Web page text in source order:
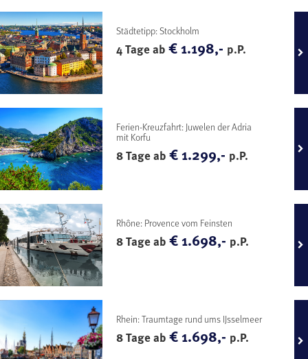
Städtetipp: Stockholm
4 Tage ab€ 1.198,- p.P.
Ferien-Kreuzfahrt: Juwelen der Adria
mit Korfu
8 Tage ab€ 1.299,- p.P.
Rhône: Provence vom Feinsten
8 Tage ab€ 1.698,- p.P.
Rhein: Traumtage rund ums IJsselmeer
8 Tage ab€ 1.698,- p.P.